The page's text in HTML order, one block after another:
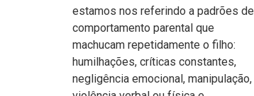
estamos nos referindo a padrões de
comportamento parental que
machucam repetidamente o filho:
humilhações, críticas constantes,
negligência emocional, manipulação,